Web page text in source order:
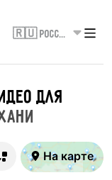
🇷🇺 Россия
для
На карте